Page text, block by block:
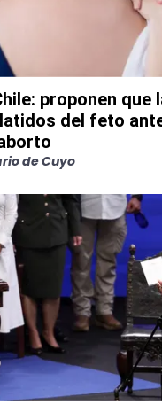
proponen que
del feto
de Cuyo